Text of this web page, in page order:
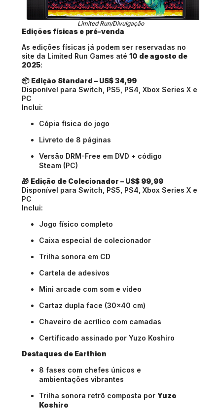
Limited Run/Divulgação
Edições físicas e pré-venda
As edições físicas já podem ser reservadas no
site da Limited Run Games até 10 de agosto de
2025:
📦 Edição Standard – US$ 34,99
Disponível para Switch, PS5, PS4, Xbox Series X e
PC
Inclui:
Cópia física do jogo
Livreto de 8 páginas
Versão DRM-Free em DVD + código
Steam (PC)
🎁 Edição de Colecionador – US$ 99,99
Disponível para Switch, PS5, PS4, Xbox Series X e
PC
Inclui:
Jogo físico completo
Caixa especial de colecionador
Trilha sonora em CD
Cartela de adesivos
Mini arcade com som e vídeo
Cartaz dupla face (30x40 cm)
Chaveiro de acrílico com camadas
Certificado assinado por Yuzo Koshiro
Destaques de Earthion
8 fases com chefes únicos e
ambientações vibrantes
Trilha sonora retrô composta por Yuzo
Koshiro